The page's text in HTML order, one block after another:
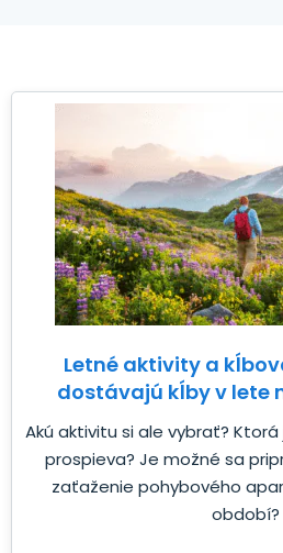
Letné aktivity a
dostávajú kĺby v lete
Akú aktivitu si ale vybrať?
prospieva? Je možné sa
zaťaženie pohybového
období?